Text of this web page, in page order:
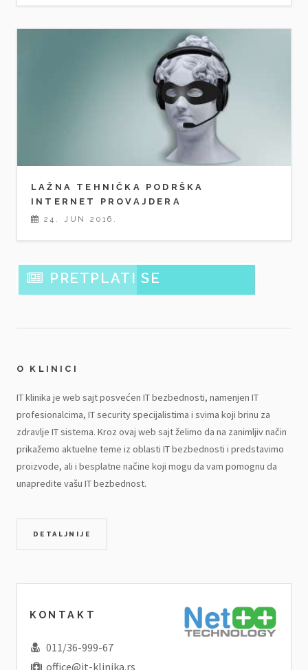
LAŽNA TEHNIČKA PODRŠKA
INTERNET PROVAJDERA
24. JUN 2016.
PRETPLATI SE
O KLINICI
IT klinika je web sajt posvećen IT bezbednosti, namenjen IT
profesionalcima, IT security specijalistima i svima koji brinu za
zdravlje IT sistema. Kroz ovaj web sajt želimo da na zanimljiv način
prikažemo aktuelne teme iz oblasti IT bezbednosti i predstavimo
proizvode, ali i besplatne načine koji mogu da vam pomognu da
unapredite vašu IT bezbednost.
DETALJNIJE
KONTAKT
011/36-999-67
office@it-klinika.rs